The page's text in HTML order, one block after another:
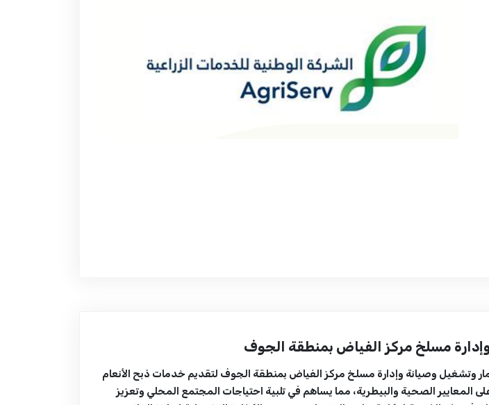
مسلخ مركز الفياض بمنطقة الجوف
وتشغيل وصيانة وإدارة مسلخ مركز الفياض بمنطقة الجوف لتقديم خدمات ذبح الأنعام
المعايير الصحية والبيطرية، مما يساهم في تلبية احتياجات المجتمع المحلي وتعزيز